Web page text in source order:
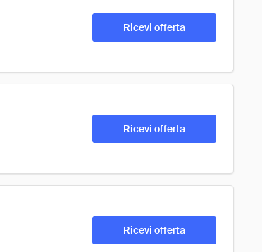
Ricevi offerta
Ricevi offerta
Ricevi offerta